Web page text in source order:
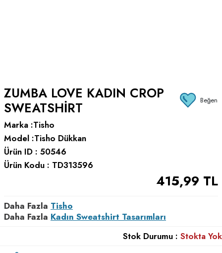
ZUMBA LOVE KADIN CROP
SWEATSHIRT
Beğen
Marka :Tisho
Model :Tisho Dükkan
Ürün ID : 50546
Ürün Kodu : TD313596
415,99 TL
Daha Fazla Tisho
Daha Fazla Kadın Sweatshirt Tasarımları
Stok Durumu : Stokta Yok